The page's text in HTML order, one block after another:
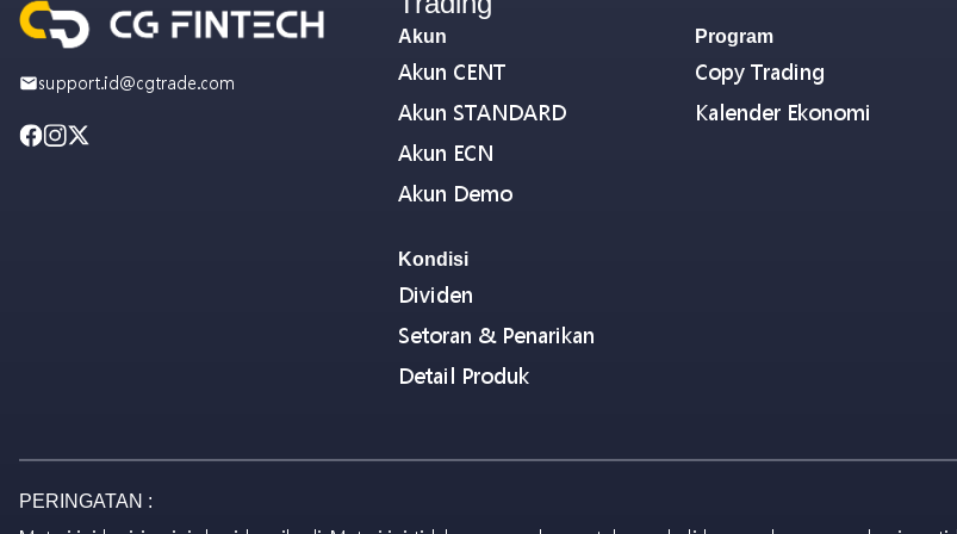
support.id@cgtrade.com
Akun
Akun CENT
Akun STANDARD
Akun ECN
Akun Demo
Kondisi
Dividen
Setoran & Penarikan
Detail Produk
Program
Copy Trading
Kalender Ekonomi
PERINGATAN :